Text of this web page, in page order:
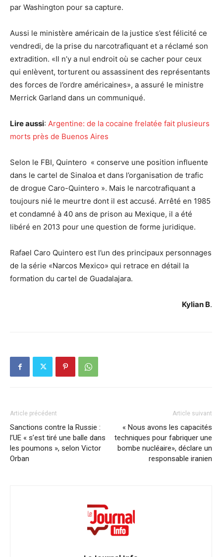
par Washington pour sa capture.
Aussi le ministère américain de la justice s’est félicité ce
vendredi, de la prise du narcotrafiquant et a réclamé son
extradition. «Il n’y a nul endroit où se cacher pour ceux
qui enlèvent, torturent ou assassinent des représentants
des forces de l’ordre américaines», a assuré le ministre
Merrick Garland dans un communiqué.
Lire aussi: Argentine: de la cocaine frelatée fait plusieurs
morts près de Buenos Aires
Selon le FBI, Quintero « conserve une position influente
dans le cartel de Sinaloa et dans l’organisation de trafic
de drogue Caro-Quintero ». Mais le narcotrafiquant a
toujours nié le meurtre dont il est accusé. Arrêté en 1985
et condamné à 40 ans de prison au Mexique, il a été
libéré en 2013 pour une question de forme juridique.
Rafael Caro Quintero est l’un des principaux personnages
de la série «Narcos Mexico» qui retrace en détail la
formation du cartel de Guadalajara.
Kylian B.
Article précédent
Sanctions contre la Russie :
l’UE « s’est tiré une balle dans
les poumons », selon Victor
Orban
Article suivant
« Nous avons les capacités
techniques pour fabriquer une
bombe nucléaire», déclare un
responsable iranien